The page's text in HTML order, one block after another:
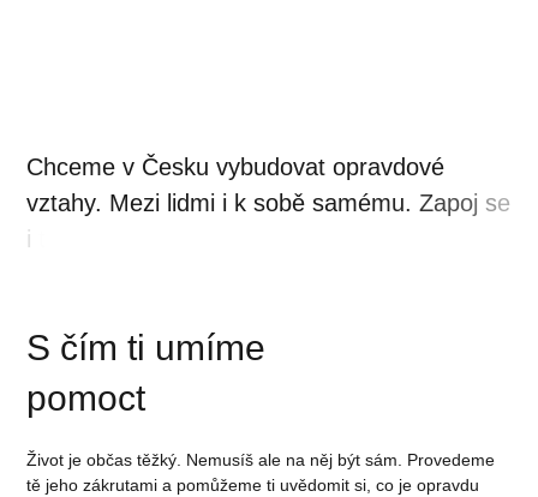
Chceme v Česku vybudovat opravdové
vztahy. Mezi idmi i k sobě samému. Zapoj se
i
S čím ti umíme
pomoct
Život je občas těžký. Nemusíš ale na něj být sám. Provedeme
tě jeho zákrutami a pomůžeme ti uvědomit si, co je opravdu